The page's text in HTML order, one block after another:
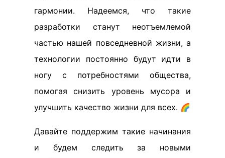
гармонии. Надеемся, что такие
разработки станут неотъемлемой
частью нашей повседневной жизни, а
технологии постоянно будут идти в
ногу с потребностями общества,
помогая снизить уровень мусора и
улучшить качество жизни для всех. 🌈
Давайте поддержим такие начинания
и будем следить за новыми